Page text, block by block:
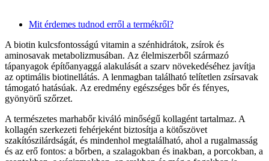
Mit érdemes tudnod erről a termékről?
A biotin kulcsfontosságú vitamin a szénhidrátok, zsírok és
aminosavak metabolizmusában. Az élelmiszerből származó
tápanyagok építőanyaggá alakulását a szarv növekedéséhez javítja
az optimális biotinellátás. A lenmagban található telítetlen zsírsavak
támogató hatásúak. Az eredmény egészséges bőr és fényes,
gyönyörű szőrzet.
A természetes marhabőr kiváló minőségű kollagént tartalmaz. A
kollagén szerkezeti fehérjeként biztosítja a kötőszövet
szakítószilárdságát, és mindenhol megtalálható, ahol a rugalmasság
és az erő fontos: a bőrben, a szalagokban és inakban, a porcokban, a